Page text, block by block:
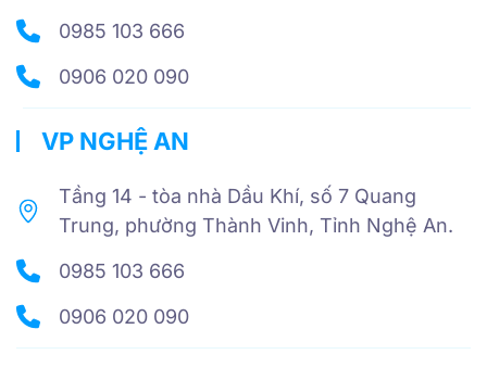
0985 103 666
0906 020 090
VP NGHỆ AN
Tầng 14 - tòa nhà Dầu Khí, số 7 Quang
Trung, phường Thành Vinh, Tỉnh Nghệ An.
0985 103 666
0906 020 090